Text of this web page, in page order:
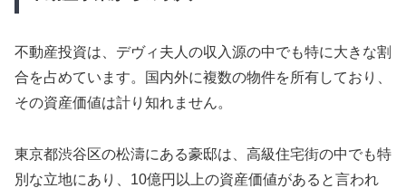
不動産投資は、デヴィ夫人の収入源の中でも特に大きな割
合を占めています。国内外に複数の物件を所有しており、
その資産価値は計り知れません。
東京都渋谷区の松濤にある豪邸は、高級住宅街の中でも特
別な立地にあり、10億円以上の資産価値があると言われ